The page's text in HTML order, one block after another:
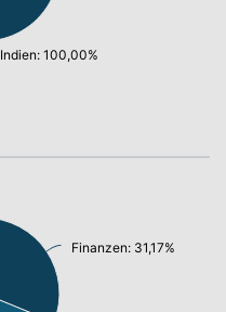
Indien: 100,00%
Finanzen: 31,17%